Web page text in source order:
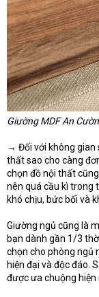
Giường MDF An
→ Đối với không gian
thất sao cho càng
chọn đồ nội thất
nên quá cầu kì trong
khó chịu, bức bối và
Giường ngủ cũng là
bạn dành gần 1/3
chọn cho phòng ngủ
hiện đại và độc đáo.
được ưa chuộng hiện